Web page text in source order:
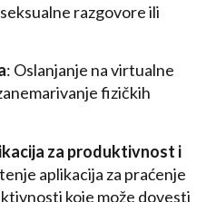
razgovore ili
: Oslanjanje na virtualne
fizičkih
za produktivnost i
aplikacija za praćenje
koje može dovesti